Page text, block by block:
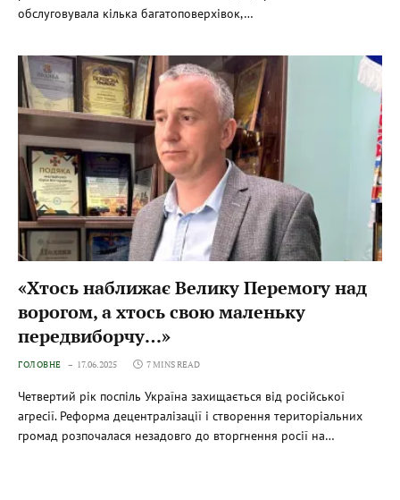
обслуговувала кілька багатоповерхівок,…
«Хтось наближає Велику Перемогу над
ворогом, а хтось свою маленьку
передвиборчу…»
ГОЛОВНЕ 17.06.2025 7 MINS READ
Четвертий рік поспіль Україна захищається від російської
агресії. Реформа децентралізації і створення територіальних
громад розпочалася незадовго до вторгнення росії на…